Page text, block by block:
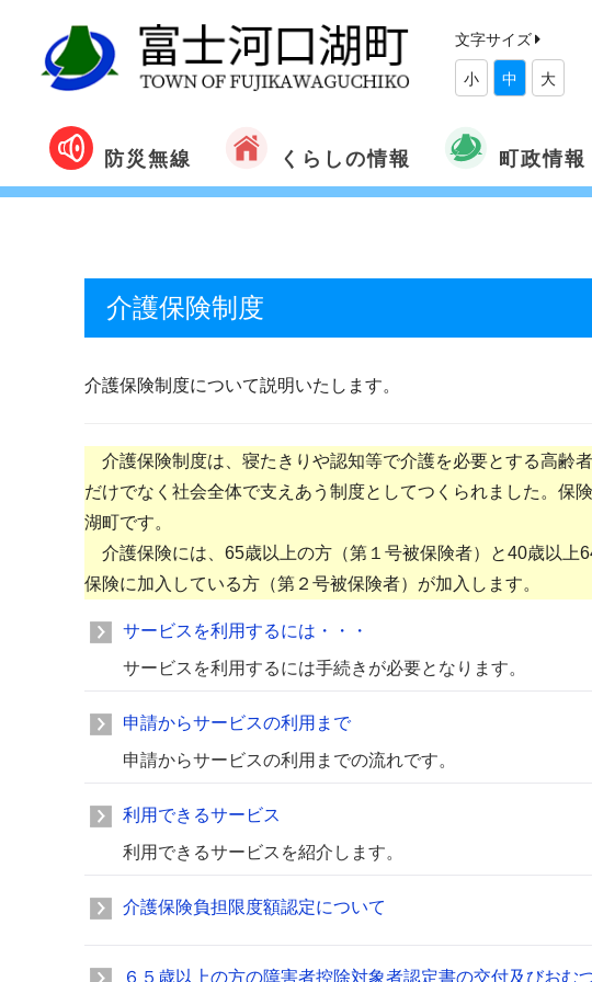
文字サイズ
小 中 大
防災無線 くらしの情報 町政情報
介護保険制度
介護保険制度について説明いたします。
介護保険制度は、寝たきりや認知等で介護を必要とする高齢
だけでなく社会全体で支えあう制度としてつくられました。保
湖町です。
介護保険には、65歳以上の方（第１号被保険者）と40歳以上
保険に加入している方（第２号被保険者）が加入します。
サービスを利用するには・・・
サービスを利用するには手続きが必要となります。
申請からサービスの利用まで
申請からサービスの利用までの流れです。
利用できるサービス
利用できるサービスを紹介します。
介護保険負担限度額認定について
６５歳以上の方の障害者控除対象者認定書の交付及びおむ